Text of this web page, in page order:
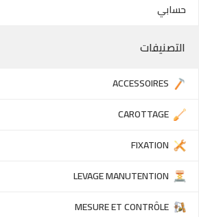
حسابي
التصنيفات
ACCESSOIRES
CAROTTAGE
FIXATION
LEVAGE MANUTENTION
MESURE ET CONTRÔLE